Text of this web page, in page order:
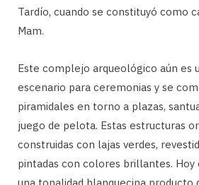
Tardío, cuando se constituyó como
Mam.
Este complejo arqueológico aún es
escenario para ceremonias y se
piramidales en torno a plazas,
juego de pelota. Estas estructuras
construidas con lajas verdes,
pintadas con colores brillantes. Hoy
una tonalidad blanquecina producto